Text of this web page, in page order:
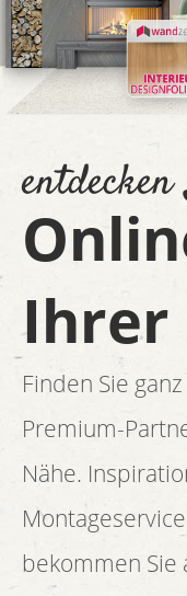
Ihrer
Finden Sie
Premium-
Nähe.
bekommen Sie